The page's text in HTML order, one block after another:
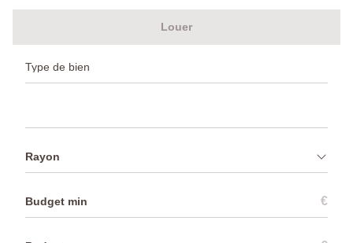
Louer
Rayon
€